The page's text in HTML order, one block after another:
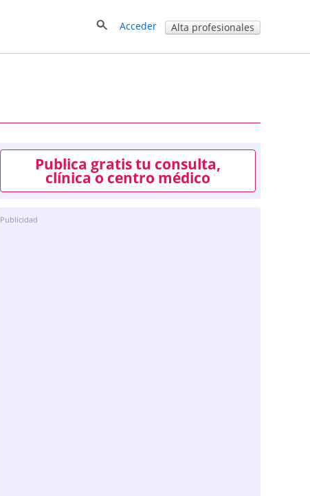
Acceder Alta profesionales
Publica gratis tu consulta,
clínica o centro médico
Publicidad